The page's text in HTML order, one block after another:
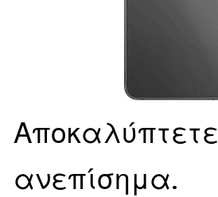
Αποκαλύπτετε
ανεπίσημα.